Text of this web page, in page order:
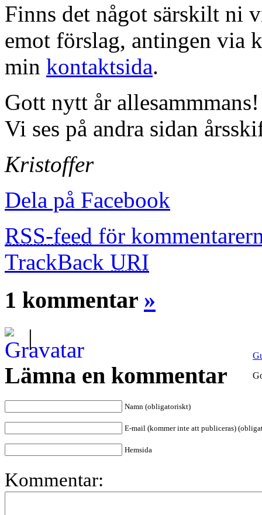
Finns det något särskilt ni
emot förslag, antingen via
min kontaktsida.
Gott nytt år allesammmans!
Vi ses på andra sidan
Kristoffer
Dela på Facebook
RSS-feed för
TrackBack URI
1 kommentar »
|
Lämna en kommentar
Namn (obligatoriskt)
E-mail (kommer inte att publiceras)
Hemsida
Kommentar: